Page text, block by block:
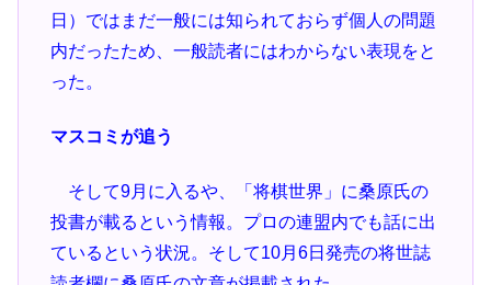
日）ではまだ一般には知られておらず個人の問題
内だったため、一般読者にはわからない表現をと
った。
マスコミが追う
そして9月に入るや、「将棋世界」に桑原氏の
投書が載るという情報。プロの連盟内でも話に出
ているという状況。そして10月6日発売の将世誌